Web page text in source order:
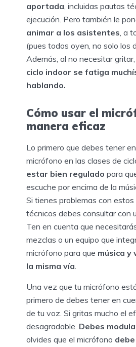
aportada , incluidas pautas
ejecución. Pero también le
animar a los asistentes , a
(pues todos oyen, no solo los
Además, al no necesitar gritar,
ciclo indoor se fatiga
hablando.
Cómo usar el
manera eficaz
Lo primero que debes tener
micrófono en las clases de
estar bien regulado para
escuche por encima de la
Si tienes problemas con
técnicos debes consultar con
Ten en cuenta que
mezclas o un equipo que
micrófono para que música y
la misma vía.
Una vez que tu micrófono
primero de debes tener en
de tu voz. Si gritas mucho el
desagradable. Debes
olvides que el micrófono